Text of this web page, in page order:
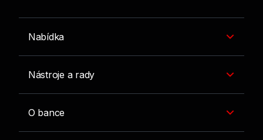
Nabídka
Nástroje a rady
O bance